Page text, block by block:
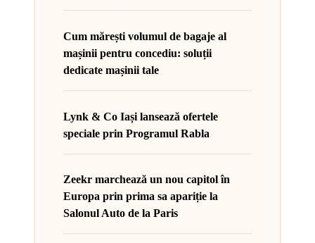
Cum mărești volumul de bagaje al
mașinii pentru concediu: soluții
dedicate mașinii tale
Lynk & Co Iași lansează ofertele
speciale prin Programul Rabla
Zeekr marchează un nou capitol în
Europa prin prima sa apariție la
Salonul Auto de la Paris